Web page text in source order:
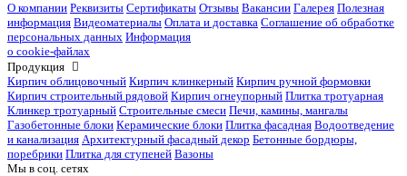
О компании Реквизиты Сертификаты Отзывы Вакансии Галерея Полезная
информация Видеоматериалы Оплата и доставка Соглашение об обработке
персональных данных Информация
о cookie-файлах
Продукция
Кирпич облицовочный Кирпич клинкерный Кирпич ручной формовки
Кирпич строительный рядовой Кирпич огнеупорный Плитка тротуарная
Клинкер тротуарный Строительные смеси Печи, камины, мангалы
Газобетонные блоки Керамические блоки Плитка фасадная Водоотведение
и канализация Архитектурный фасадный декор Бетонные бордюры,
поребрики Плитка для ступеней Вазоны
Мы в соц. сетях